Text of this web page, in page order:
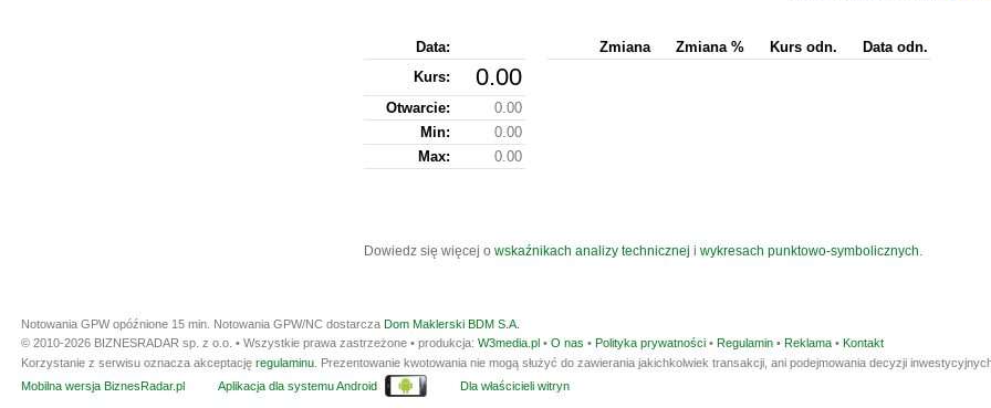
Data:
Kurs: 0.00
Otwarcie:
0.00
Min:
0.00
Max:
0.00
Zmiana Zmiana % Kurs odn. Data odn.
Dowiedz się więcej o wskaźnikach analizy technicznej i wykresach punktowo-symbolicznych.
Notowania GPW opóźnione 15 min. Notowania GPW/NC dostarcza Dom Maklerski BDM S.A.
© 2010-2026 BIZNESRADAR sp. z o.o. • Wszystkie prawa zastrzeżone • produkcja: W3media.pl • O nas • Polityka prywatności • Regulamin • Reklama • Kontakt
Korzystanie z serwisu oznacza akceptację regulaminu . Prezentowanie kwotowania nie mogą służyć do zawierania jakichkolwiek transakcji, ani podejmowania decyzji
Mobilna wersja BiznesRadar.pl
Aplikacja dla systemu Android Dla właścicieli witryn